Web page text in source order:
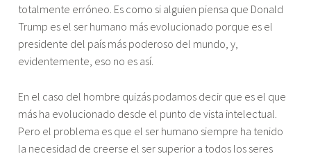
totalmente erróneo. Es como si alguien piensa que Donald
Trump es el ser humano más evolucionado porque es el
presidente del país más poderoso del mundo, y,
evidentemente, eso no es así.
En el caso del hombre quizás podamos decir que es el que
más ha evolucionado desde el punto de vista intelectual.
Pero el problema es que el ser humano siempre ha tenido
la necesidad de creerse el ser superior a todos los seres